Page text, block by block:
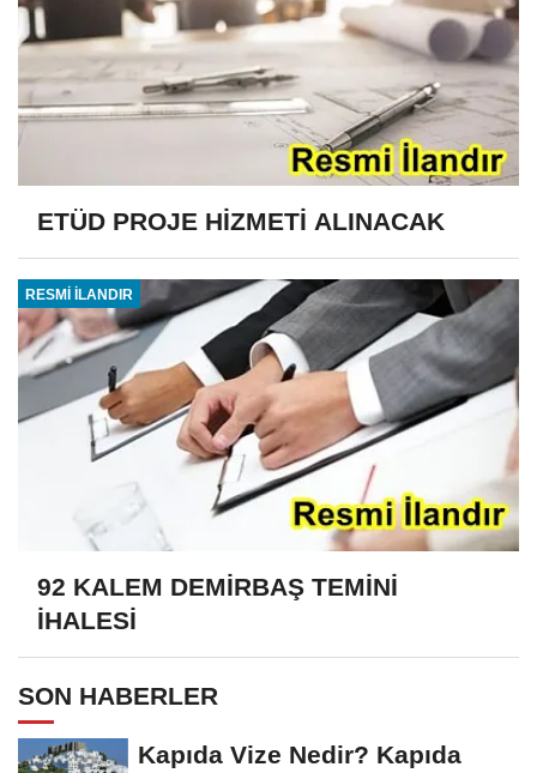
ETÜD PROJE HİZMETİ ALINACAK
RESMİ İLANDIR
92 KALEM DEMİRBAŞ TEMİNİ
İHALESİ
SON HABERLER
Kapıda Vize Nedir? Kapıda